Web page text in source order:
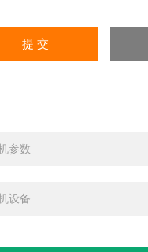
参数
设备